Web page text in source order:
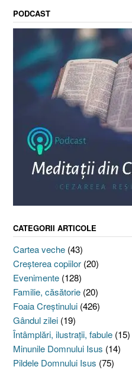
PODCAST
CATEGORII ARTICOLE
Cartea veche (43)
Creşterea copiilor (20)
Evenimente (128)
Familie, căsătorie (20)
Foaia Creştinului (426)
Gândul zilei (19)
Întâmplări, ilustraţii, fabule (15)
Minunile Domnului Isus (14)
Pildele Domnului Isus (75)